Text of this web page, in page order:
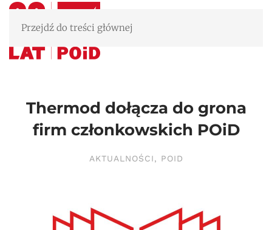
Przejdź do treści głównej
Thermod dołącza do grona
firm członkowskich POiD
AKTUALNOŚCI, POID